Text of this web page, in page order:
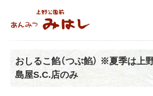
おしるこ餡（つぶ餡） ※夏季は上
島屋S.C.店のみ